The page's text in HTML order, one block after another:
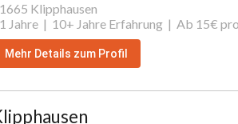
Klipphausen
Jahre | 10+ Jahre Erfahrung | Ab 15€
Mehr Details zum Profil